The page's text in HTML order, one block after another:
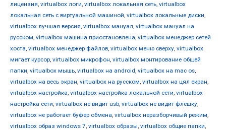
лицензия, virtualbox логи, virtualbox локальная сеть, virtualbox
локальная сеть с виртуальной машиной, virtualbox локальные диски,
virtualbox лучшая версия, virtualbox мануал, virtualbox мануал на
русском, virtualbox машина приостановлена, virtualbox менеджер сетей
хоста, virtualbox менеджер файлов, virtualbox меню сверху, virtualbox
мигает курсор, virtualbox микрофон, virtualbox монтирование общей
папки, virtualbox мышь, virtualbox на android, virtualbox на mac os,
virtualbox на весь экран, virtualbox на русском, virtualbox на цял екран,
virtualbox настройка, virtualbox настройка локальной сети, virtualbox
настройка сети, virtualbox не видит usb, virtualbox не видит флешку,
virtualbox не работает буфер обмена, virtualbox неразборчивый режим,
virtualbox образ windows 7, virtualbox образы, virtualbox общие папки,